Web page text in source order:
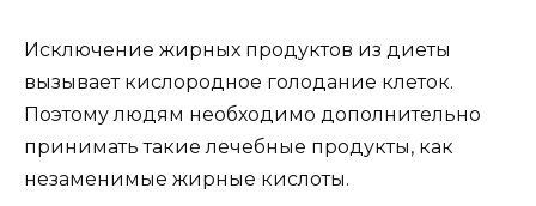
Исключение жирных продуктов из диеты
вызывает кислородное голодание клеток.
Поэтому людям необходимо дополнительно
принимать такие лечебные продукты, как
незаменимые жирные кислоты.